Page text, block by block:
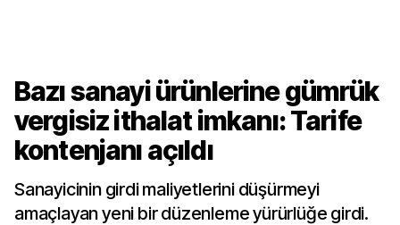
Bazı sanayi ürünlerine gümrük
vergisiz ithalat imkanı: Tarife
kontenjanı açıldı
Sanayicinin girdi maliyetlerini düşürmeyi
amaçlayan yeni bir düzenleme yürürlüğe girdi.